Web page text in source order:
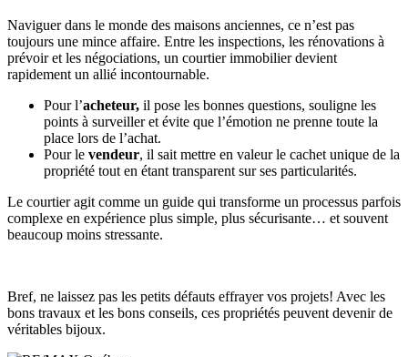
Naviguer dans le monde des maisons anciennes, ce n’est pas
toujours une mince affaire. Entre les inspections, les rénovations à
prévoir et les négociations, un courtier immobilier devient
rapidement un allié incontournable.
Pour l’acheteur, il pose les bonnes questions, souligne les
points à surveiller et évite que l’émotion ne prenne toute la
place lors de l’achat.
Pour le vendeur, il sait mettre en valeur le cachet unique de la
propriété tout en étant transparent sur ses particularités.
Le courtier agit comme un guide qui transforme un processus parfois
complexe en expérience plus simple, plus sécurisante… et souvent
beaucoup moins stressante.
Bref, ne laissez pas les petits défauts effrayer vos projets! Avec les
bons travaux et les bons conseils, ces propriétés peuvent devenir de
véritables bijoux.